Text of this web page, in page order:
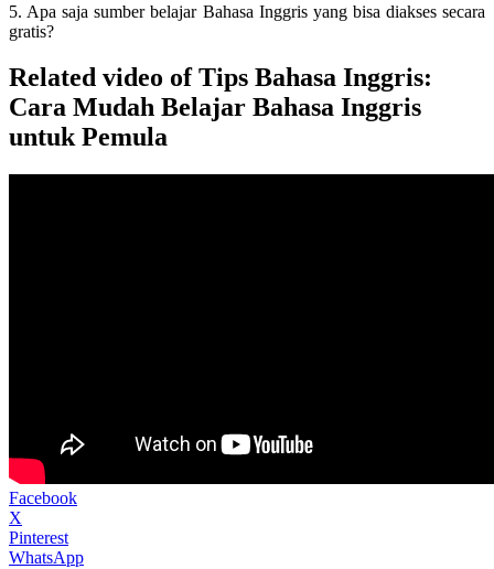
5. Apa saja sumber belajar Bahasa Inggris yang bisa diakses secara
gratis?
Related video of Tips Bahasa Inggris:
Cara Mudah Belajar Bahasa Inggris
untuk Pemula
Facebook
X
Pinterest
WhatsApp